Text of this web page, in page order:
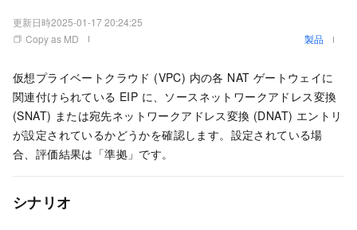
更新日時2025-01-17 20:24:25
Copy as MD
製品
仮想プライベートクラウド (VPC) 内の各 NAT ゲートウェイに
関連付けられている EIP に、ソースネットワークアドレス変換
(SNAT) または宛先ネットワークアドレス変換 (DNAT) エントリ
が設定されているかどうかを確認します。設定されている場
合、評価結果は「準拠」です。
シナリオ